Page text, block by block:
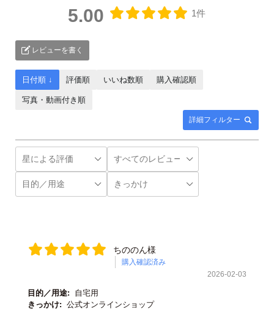
5.00 1件
レビューを書く
詳細フィルター
日付順 ↓ 評価順 いいね数順 購入確認順
写真・動画付き順
ちののん様
購入確認済み
2026-02-03
目的／用途:
自宅用
きっかけ: 公式オンラインショップ